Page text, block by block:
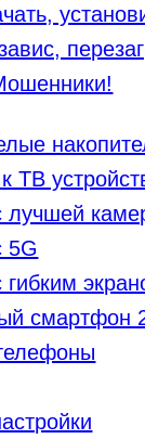
ТВ
5G
смартфон